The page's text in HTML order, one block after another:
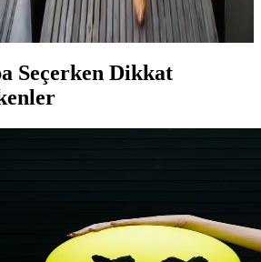
daha davetkâr ve fonksiyonel kılar. Doğru
ve dış görünümünü güçlendirir.
Seçerken Dikkat